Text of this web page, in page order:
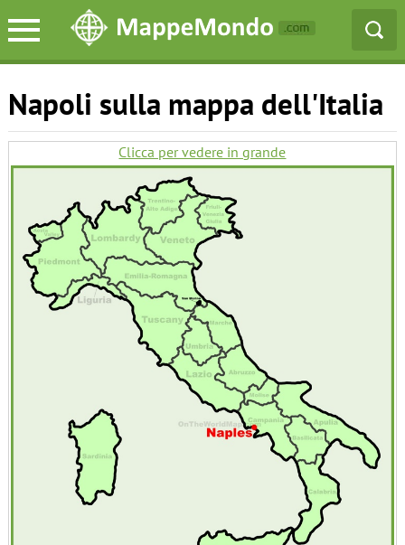
Napoli sulla mappa dell'Italia
Clicca per vedere in grande